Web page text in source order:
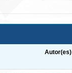
Autor(es)